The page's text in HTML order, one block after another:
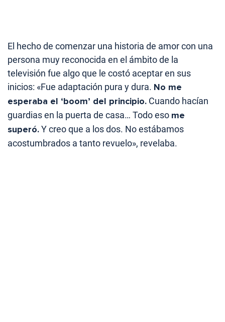
El hecho de comenzar una historia de amor con una
persona muy reconocida en el ámbito de la
televisión fue algo que le costó aceptar en sus
inicios: «Fue adaptación pura y dura. No me
esperaba el ‘boom’ del principio. Cuando hacían
guardias en la puerta de casa… Todo eso me
superó.Y creo que a los dos. No estábamos
acostumbrados a tanto revuelo», revelaba.